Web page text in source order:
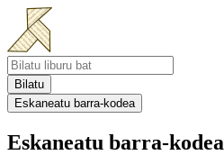
Bilatu
Eskaneatu barra-kodea
Eskaneatu barra-kodea